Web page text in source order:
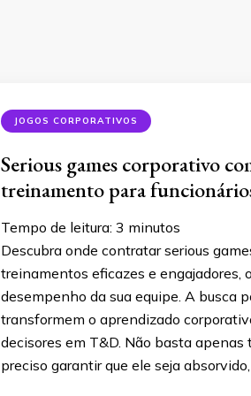
JOGOS CORPORATIVOS
Serious games corporativo
treinamento para
Tempo de leitura: 3 minutos
Descubra onde contratar serious
treinamentos eficazes e engajadores,
desempenho da sua equipe. A busca
transformem o aprendizado
decisores em T&D. Não basta
preciso garantir que ele seja